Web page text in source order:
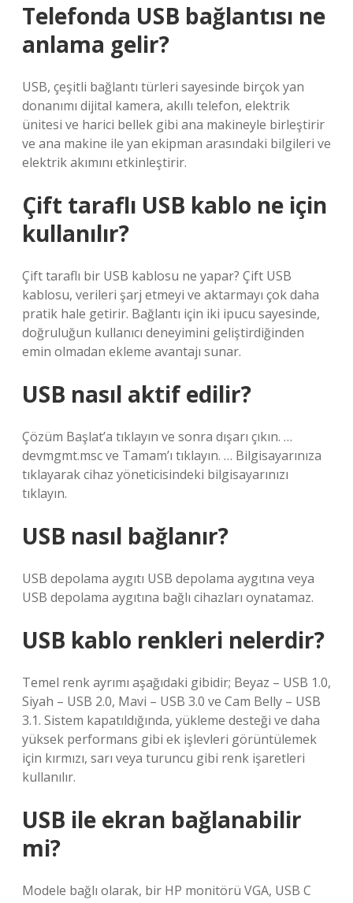
Telefonda USB bağlantısı ne
anlama gelir?
USB, çeşitli bağlantı türleri sayesinde birçok yan
donanımı dijital kamera, akıllı telefon, elektrik
ünitesi ve harici bellek gibi ana makineyle birleştirir
ve ana makine ile yan ekipman arasındaki bilgileri ve
elektrik akımını etkinleştirir.
Çift taraflı USB kablo ne için
kullanılır?
Çift taraflı bir USB kablosu ne yapar? Çift USB
kablosu, verileri şarj etmeyi ve aktarmayı çok daha
pratik hale getirir. Bağlantı için iki ipucu sayesinde,
doğruluğun kullanıcı deneyimini geliştirdiğinden
emin olmadan ekleme avantajı sunar.
USB nasıl aktif edilir?
Çözüm Başlat’a tıklayın ve sonra dışarı çıkın. …
devmgmt.msc ve Tamam’ı tıklayın. … Bilgisayarınıza
tıklayarak cihaz yöneticisindeki bilgisayarınızı
tıklayın.
USB nasıl bağlanır?
USB depolama aygıtı USB depolama aygıtına veya
USB depolama aygıtına bağlı cihazları oynatamaz.
USB kablo renkleri nelerdir?
Temel renk ayrımı aşağıdaki gibidir; Beyaz – USB 1.0,
Siyah – USB 2.0, Mavi – USB 3.0 ve Cam Belly – USB
3.1. Sistem kapatıldığında, yükleme desteği ve daha
yüksek performans gibi ek işlevleri görüntülemek
için kırmızı, sarı veya turuncu gibi renk işaretleri
kullanılır.
USB ile ekran bağlanabilir
mi?
Modele bağlı olarak, bir HP monitörü VGA, USB C